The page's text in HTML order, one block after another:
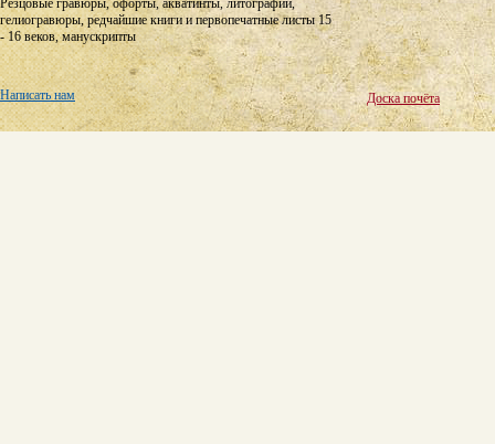
Резцовые гравюры, офорты, акватинты, литографии,
гелиогравюры, редчайшие книги и первопечатные листы 15
- 16 веков, манускрипты
Написать нам Доска почёта